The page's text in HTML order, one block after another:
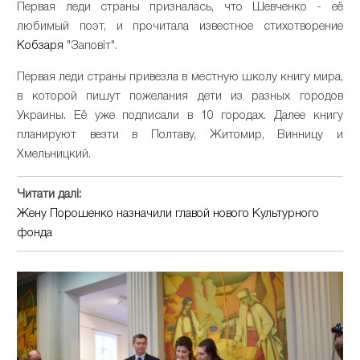
Первая леди страны призналась, что Шевченко - её
любимый поэт, и прочитала известное стихотворение
Кобзаря "Заповіт".
Первая леди страны привезла в местную школу книгу мира,
в которой пишут пожелания дети из разных городов
Украины.
Её уже подписали в 10 городах.Далее книгу
планируют везти в Полтаву, Житомир, Винницу и
Хмельницкий.
Читати далі:
Жену Порошенко назначили главой нового Культурного
фонда